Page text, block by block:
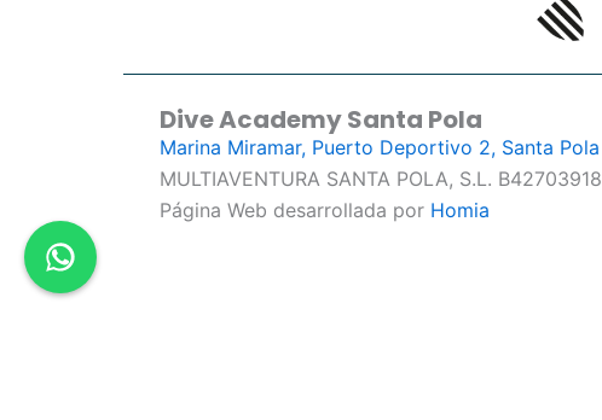
Dive Academy Santa Pola
Marina Miramar, Puerto Deportivo 2, Santa Pola
MULTIAVENTURA SANTA POLA, S.L. B42703918
Página Web desarrollada por Homia